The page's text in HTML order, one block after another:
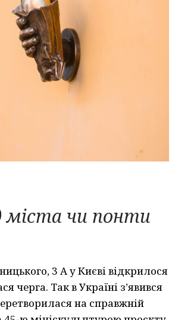
міста чи понти
3 А у Києві відкрилося
черга. Так в Україні з’явився
на справжній